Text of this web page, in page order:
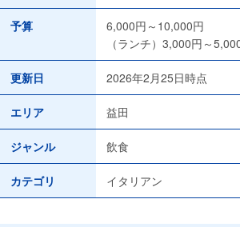
予算
6,000円～10,000円
（ランチ）3,000円～
更新日 2026年2月25日時点
エリア 益田
ジャンル 飲食
カテゴリ イタリアン